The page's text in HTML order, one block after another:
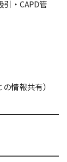
・CAPD管
情報共有）